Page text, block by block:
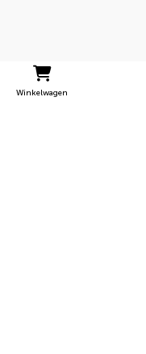
Winkelwagen